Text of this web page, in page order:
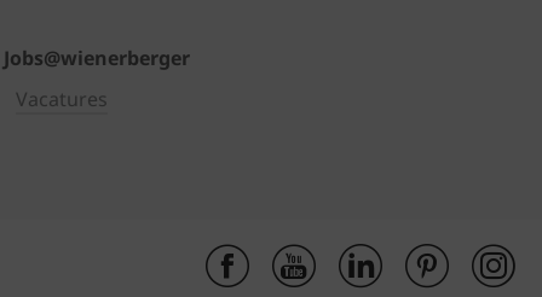
Jobs@wienerberger
Vacatures